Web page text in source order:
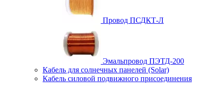
Провод ПСДКТ-Л
Эмальпровод ПЭТД-200
Кабель для солнечных панелей (Solar)
Кабель силовой подвижного присоединения